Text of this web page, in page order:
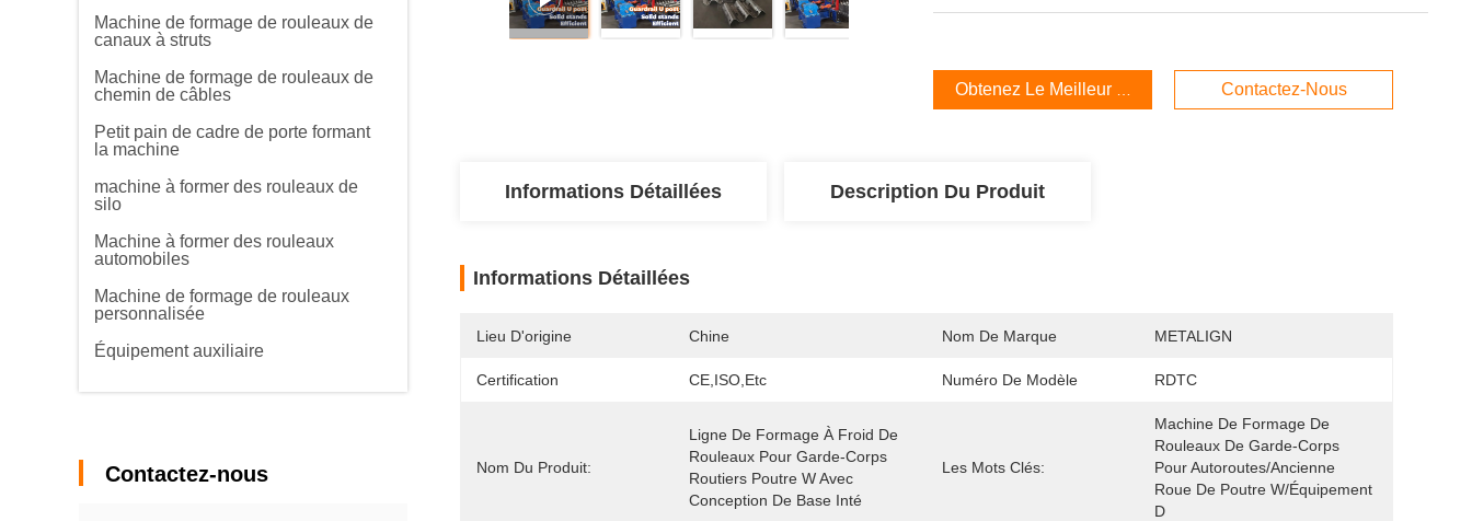
Machine de formage de rouleaux de
canaux à struts
Machine de formage de rouleaux de
chemin de câbles
Petit pain de cadre de porte formant
la machine
machine à former des rouleaux de
silo
Machine à former des rouleaux
automobiles
Machine de formage de rouleaux
personnalisée
Équipement auxiliaire
Contactez-nous
Obtenez Le Meilleur Prix Contactez-Nous
Informations Détaillées Description Du Produit
Informations Détaillées
Lieu D'origine Chine Nom De Marque METALIGN
Certification CE,ISO,etc Numéro De Modèle RDTC
Nom Du Produit:
Ligne De Formage À Froid De
Rouleaux Pour Garde-Corps
Routiers Poutre W Avec
Conception De Base Inté
Les Mots Clés:
Machine De Formage De
Rouleaux De Garde-Corps
Pour Autoroutes/ancienne
Roue De Poutre W/équipement
D